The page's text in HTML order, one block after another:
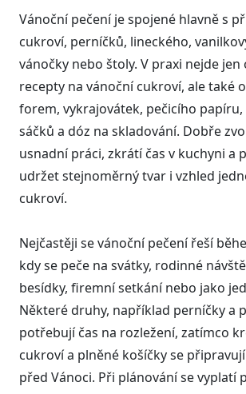
Vánoční pečení je spojené hlavně s
cukroví, perníčků, lineckého,
vánočky nebo štoly. V praxi nejde
recepty na vánoční cukroví, ale také
forem, vykrajovátek, pečicího papíru,
sáčků a dóz na skladování. Dobře
usnadní práci, zkrátí čas v kuchyni a
udržet stejnoměrný tvar i vzhled
cukroví.
Nejčastěji se vánoční pečení řeší
kdy se peče na svátky, rodinné
besídky, firemní setkání nebo jako
Některé druhy, například perníčky a
potřebují čas na rozležení, zatímco
cukroví a plněné košíčky se
před Vánoci. Při plánování se vyplatí